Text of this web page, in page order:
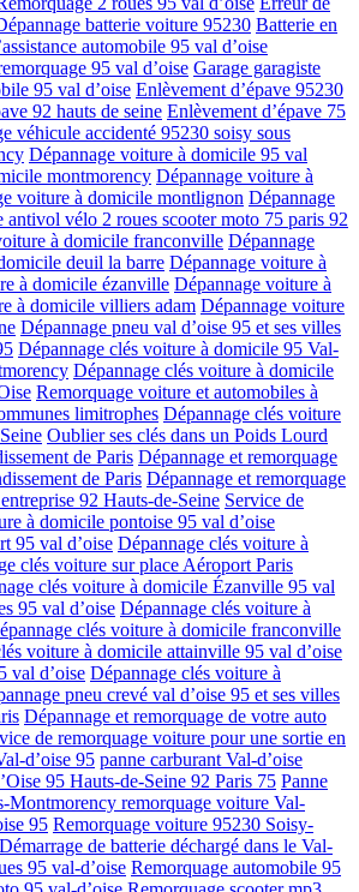
batterie voiture 95230 Batterie en
automobile 95 val d’oise
95 val d’oise Garage garagiste
95 val d’oise Enlèvement d’épave 95230
92 hauts de seine Enlèvement d’épave 75
véhicule accidenté 95230 soisy sous
Dépannage voiture à domicile 95 val
montmorency Dépannage voiture à
voiture à domicile montlignon Dépannage
antivol vélo 2 roues scooter moto 75 paris 92
à domicile franconville Dépannage
deuil la barre Dépannage voiture à
à domicile ézanville Dépannage voiture à
à domicile villiers adam Dépannage voiture
Dépannage pneu val d’oise 95 et ses villes
Dépannage clés voiture à domicile 95 Val-
Dépannage clés voiture à domicile
Remorquage voiture et automobiles à
limitrophes Dépannage clés voiture
Oublier ses clés dans un Poids Lourd
de Paris Dépannage et remorquage
de Paris Dépannage et remorquage
92 Hauts-de-Seine Service de
à domicile pontoise 95 val d’oise
95 val d’oise Dépannage clés voiture à
clés voiture sur place Aéroport Paris
clés voiture à domicile Ézanville 95 val
95 val d’oise Dépannage clés voiture à
clés voiture à domicile franconville
voiture à domicile attainville 95 val d’oise
val d’oise Dépannage clés voiture à
pneu crevé val d’oise 95 et ses villes
Dépannage et remorquage de votre auto
de remorquage voiture pour une sortie en
d’oise 95 panne carburant Val-d’oise
95 Hauts-de-Seine 92 Paris 75 Panne
Montmorency remorquage voiture Val-
95 Remorquage voiture 95230 Soisy-
de batterie déchargé dans le Val-
95 val-d’oise Remorquage automobile 95